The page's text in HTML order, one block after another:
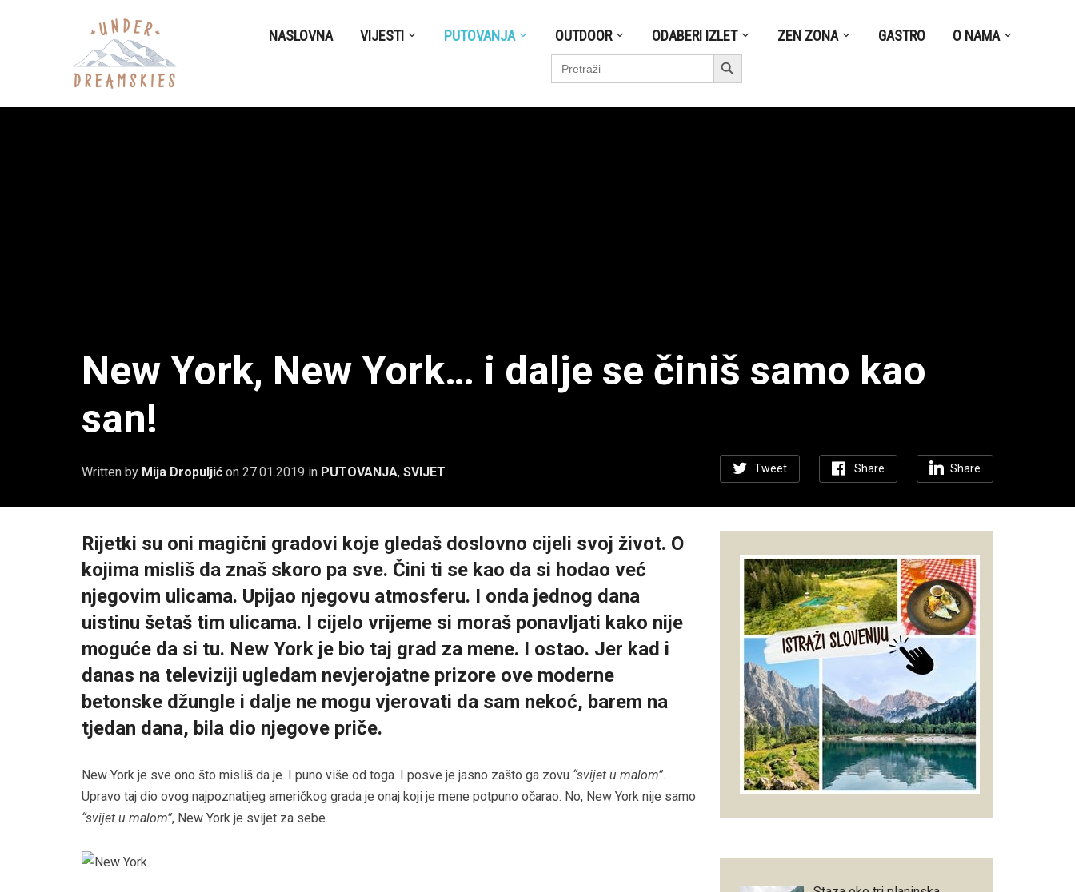
NASLOVNA VIJESTI PUTOVANJA OUTDOOR ODABERI IZLET ZEN ZONA GASTRO O NAMA
Search
for:
Search Button
New York, New York… i dalje se činiš samo kao
san!
Tweet Share Share
Written by Mija Dropuljić on 27.01.2019 in PUTOVANJA, SVIJET
Rijetki su oni magični gradovi koje gledaš doslovno cijeli svoj život. O
kojima misliš da znaš skoro pa sve. Čini ti se kao da si hodao već
njegovim ulicama. Upijao njegovu atmosferu. I onda jednog dana
uistinu šetaš tim ulicama. I cijelo vrijeme si moraš ponavljati kako nije
moguće da si tu. New York je bio taj grad za mene. I ostao. Jer kad i
danas na televiziji ugledam nevjerojatne prizore ove moderne
betonske džungle i dalje ne mogu vjerovati da sam nekoć, barem na
tjedan dana, bila dio njegove priče.
New York je sve ono što misliš da je. I puno više od toga. I posve je jasno zašto ga zovu “svijet u malom”.
Upravo taj dio ovog najpoznatijeg američkog grada je onaj koji je mene potpuno očarao. No, New York nije samo
“svijet u malom”, New York je svijet za sebe.